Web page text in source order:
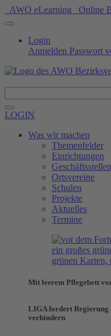
AWO eLearning Online
Login
Anmelden Passwort
LOGIN
Was wir machen
Themenfelder
Einrichtungen
Geschäftsstellen
Ortsvereine
Schulen
Projekte
Aktuelles
Termine
Mit leerem Pflegebett
LIGA fordert Regierung
verhindern